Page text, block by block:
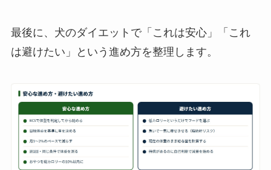
最後に、犬のダイエットで「これは安心」「これ
は避けたい」という進め方を整理します。